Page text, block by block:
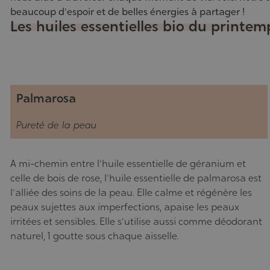
03/2022
beaucoup d'espoir et de belles énergies à partager !
Les huiles essentielles bio du
Palmarosa
Pureté de la peau
A mi-chemin entre l'huile essentielle de géranium et
celle de bois de rose, l'huile essentielle de palmarosa est
l'alliée des soins de la peau. Elle calme et régénère les
peaux sujettes aux imperfections, apaise les peaux
irritées et sensibles. Elle s'utilise aussi comme déodorant
naturel, 1 goutte sous chaque aisselle.